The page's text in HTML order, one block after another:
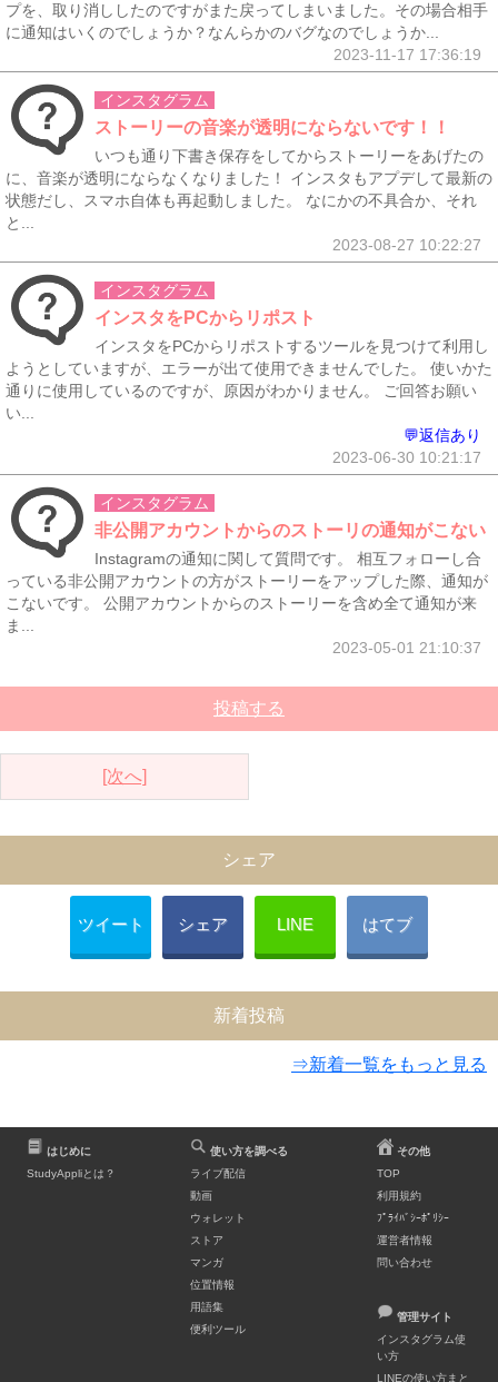
プを、取り消ししたのですがまた戻ってしまいました。その場合相手
に通知はいくのでしょうか？なんらかのバグなのでしょうか...
2023-11-17 17:36:19
インスタグラム
ストーリーの音楽が透明にならないです！！
いつも通り下書き保存をしてからストーリーをあげたの
に、音楽が透明にならなくなりました！ インスタもアプデして最新の
状態だし、スマホ自体も再起動しました。 なにかの不具合か、それ
と...
2023-08-27 10:22:27
インスタグラム
インスタをPCからリポスト
インスタをPCからリポストするツールを見つけて利用し
ようとしていますが、エラーが出て使用できませんでした。 使いかた
通りに使用しているのですが、原因がわかりません。 ご回答お願い
い...
💬返信あり
2023-06-30 10:21:17
インスタグラム
非公開アカウントからのストーリの通知がこない
Instagramの通知に関して質問です。 相互フォローし合
っている非公開アカウントの方がストーリーをアップした際、通知が
こないです。 公開アカウントからのストーリーを含め全て通知が来
ま...
2023-05-01 21:10:37
投稿する
[次へ]
シェア
ツイート シェア LINE はてブ
新着投稿
⇒新着一覧をもっと見る
はじめに
StudyAppliとは？
使い方を調べる
ライブ配信
動画
ウォレット
ストア
マンガ
位置情報
用語集
便利ツール
その他
TOP
利用規約
ﾌﾟﾗｲﾊﾞｼｰﾎﾟﾘｼｰ
運営者情報
問い合わせ
管理サイト
インスタグラム使
い方
LINEの使い方まと